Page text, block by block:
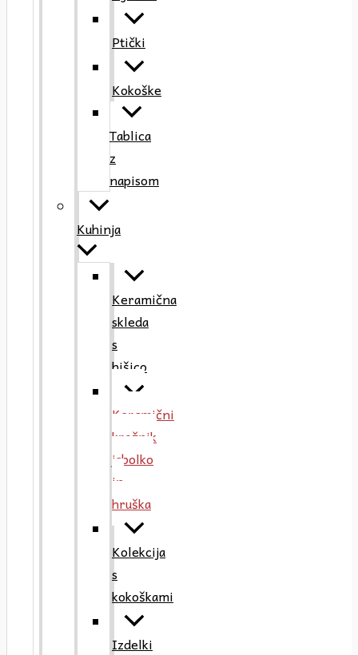
Ptički
Kokoške
Tablica
z
napisom
Kuhinja
Keramična
skleda
s
hišico
Keramični
krožnik
jabolko
in
hruška
Kolekcija
s
kokoškami
Izdelki